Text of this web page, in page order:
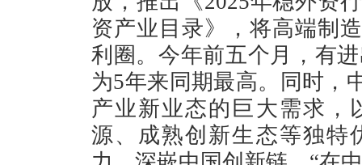
资产业目录》，将高端制
利圈。今年前五个月，有
为5年来同期最高。同时，
产业新业态的巨大需求，
源、成熟创新生态等独特